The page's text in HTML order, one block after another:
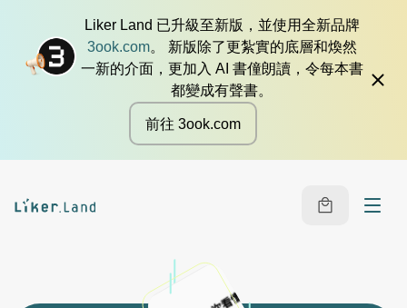
Liker Land 已升級至新版，並使用全新品牌
3ook.com。 新版除了更紮實的底層和煥然
一新的介面，更加入 AI 書僮朗讀，令每本書
都變成有聲書。
前往 3ook.com